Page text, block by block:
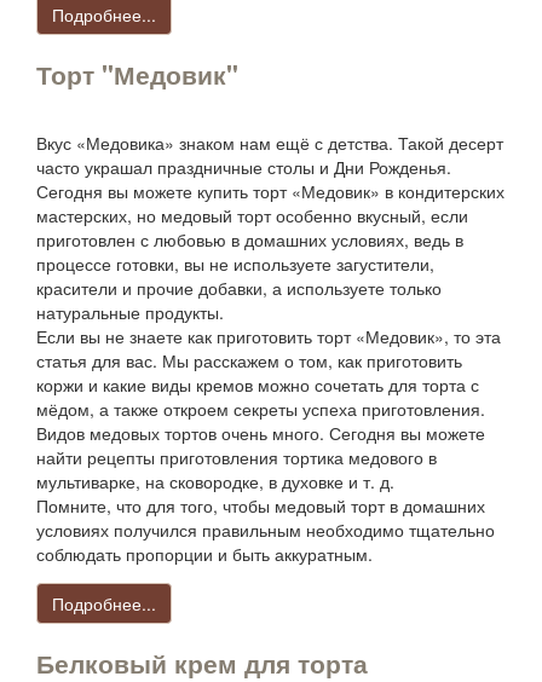
Подробнее...
Торт "Медовик"
Вкус «Медовика» знаком нам ещё с детства. Такой десерт
часто украшал праздничные столы и Дни Рожденья.
Сегодня вы можете купить торт «Медовик» в кондитерских
мастерских, но медовый торт особенно вкусный, если
приготовлен с любовью в домашних условиях, ведь в
процессе готовки, вы не используете загустители,
красители и прочие добавки, а используете только
натуральные продукты.
Если вы не знаете как приготовить торт «Медовик», то эта
статья для вас. Мы расскажем о том, как приготовить
коржи и какие виды кремов можно сочетать для торта с
мёдом, а также откроем секреты успеха приготовления.
Видов медовых тортов очень много. Сегодня вы можете
найти рецепты приготовления тортика медового в
мультиварке, на сковородке, в духовке и т. д.
Помните, что для того, чтобы медовый торт в домашних
условиях получился правильным необходимо тщательно
соблюдать пропорции и быть аккуратным.
Подробнее...
Белковый крем для торта